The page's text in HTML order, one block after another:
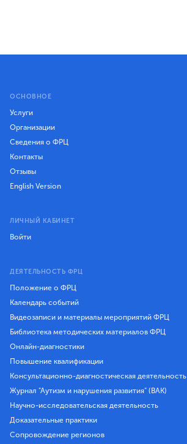
ОСНОВНОЕ
Услуги
Организации
Сведения о ФРЦ
Контакты
Отзывы
English Version
ЛИЧНЫЙ КАБИНЕТ
Войти
ДЕЯТЕЛЬНОСТЬ ФРЦ
Положение о ФРЦ
Календарь событий
Видеозаписи и материалы мероприятий ФРЦ
Библиотека методических материалов ФРЦ
Онлайн-диагностики
Повышение квалификации
Консультационно-диагностическая деятельность
Журнал "Аутизм и нарушения развития" (ВАК)
Научно-исследовательская деятельность
Доказательные практики
Сопровождение регионов